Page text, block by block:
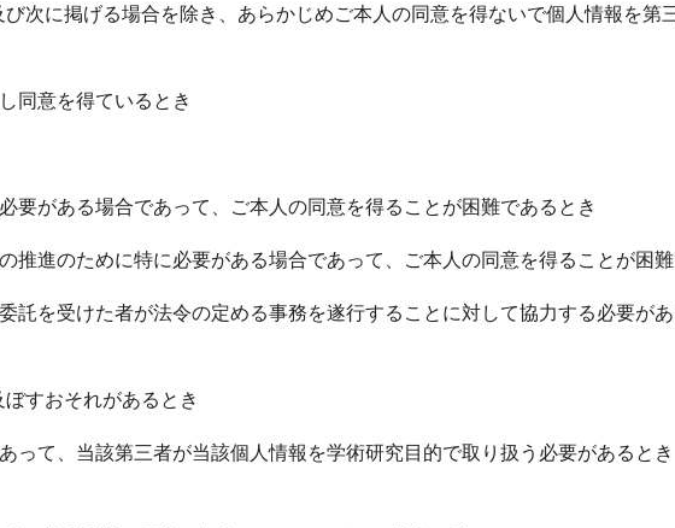
次に掲げる場合を除き、あらかじめご本人の同意を得ないで個人情報を第
同意を得ているとき
要がある場合であって、ご本人の同意を得ることが困難であるとき
推進のために特に必要がある場合であって、ご本人の同意を得ることが困
託を受けた者が法令の定める事務を遂行することに対して協力する必要が
すおそれがあるとき
って、当該第三者が当該個人情報を学術研究目的で取り扱う必要があると